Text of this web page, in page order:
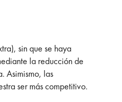
sin que se haya
la reducción de
Asimismo, las
ser más competitivo.